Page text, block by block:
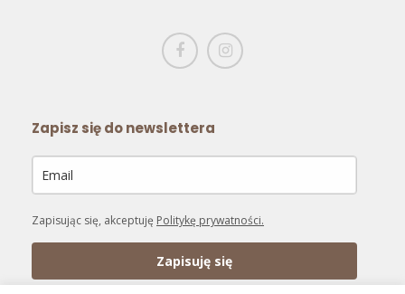
Zapisz się do newslettera
Zapisując się, akceptuję Politykę prywatności.
Zapisuję się